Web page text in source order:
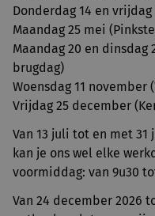
Donderdag 14 en
Maandag 25 mei
Maandag 20 en
brugdag)
Woensdag 11 november
Vrijdag 25 december
Van 13 juli tot en met
kan je ons wel elke
voormiddag: van 9u30
Van 24 december 2026